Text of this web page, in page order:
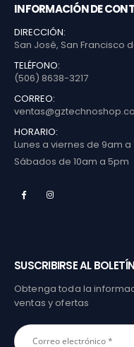
INFORMACIÓN DE
DIRECCIÓN:
San José, San Francisco
TELÉFONO:
(506) 8638-3217
CORREO:
HORARIO:
Lunes a viernes de 9am a
Sábados de 10am a 5pm
SUSCRIBIRSE AL BOLETÍN
Obtenga toda la
ventas y ofertas